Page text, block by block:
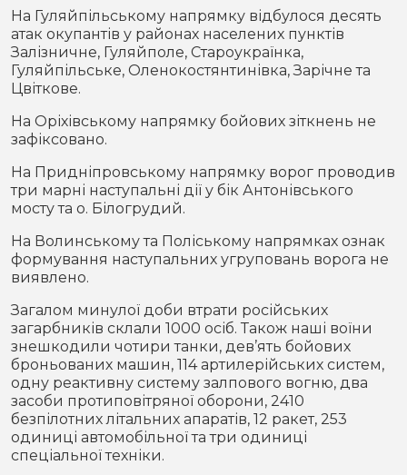
На Гуляйпільському напрямку відбулося десять
атак окупантів у районах населених пунктів
Залізничне, Гуляйполе, Староукраїнка,
Гуляйпільське, Оленокостянтинівка, Зарічне та
Цвіткове.
На Оріхівському напрямку бойових зіткнень не
зафіксовано.
На Придніпровському напрямку ворог проводив
три марні наступальні дії у бік Антонівського
мосту та о. Білогрудий.
На Волинському та Поліському напрямках ознак
формування наступальних угруповань ворога не
виявлено.
Загалом минулої доби втрати російських
загарбників склали 1000 осіб. Також наші воїни
знешкодили чотири танки, дев’ять бойових
броньованих машин, 114 артилерійських систем,
одну реактивну систему залпового вогню, два
засоби протиповітряної оборони, 2410
безпілотних літальних апаратів, 12 ракет, 253
одиниці автомобільної та три одиниці
спеціальної техніки.